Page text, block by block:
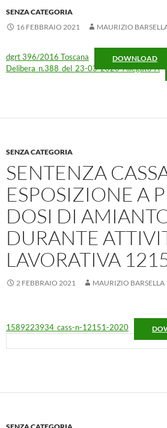
SENZA CATEGORIA
16 FEBBRAIO 2021
MAURIZIO
dgrt 396/2016 Toscana DOWNLOAD
Delibera_n.388_del_23-03-2020-Allegato-A
SENZA CATEGORIA
SENTENZA
ESPOSIZIONE A
DOSI DI
DURANTE
LAVORATIVA
2 FEBBRAIO 2021 MAURIZIO BARSELLA
1589223934_cass-n-12151-2020